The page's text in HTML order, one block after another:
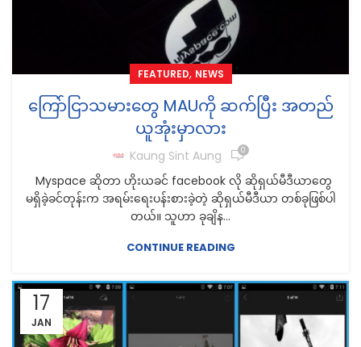
FEATURED, NEWS
ကြော်ငြာသမားတွေ MAUကို ဆက်ပြီး အတည်
ယူအုံးမှာလား
Kaung Sint Aung 0
Myspace ဆိုတာ ဟိုးယခင် facebook လို ဆိုရှယ်မီဒီယာတွေ
မရှိခဲ့ခင်တုန်းက အရမ်းရေးပန်းစားခဲ့တဲ့ ဆိုရှယ်မီဒီယာ တစ်ခုဖြစ်ပါ
တယ်။ သူဟာ ခုချိန...
CONTINUE READING
17
JAN